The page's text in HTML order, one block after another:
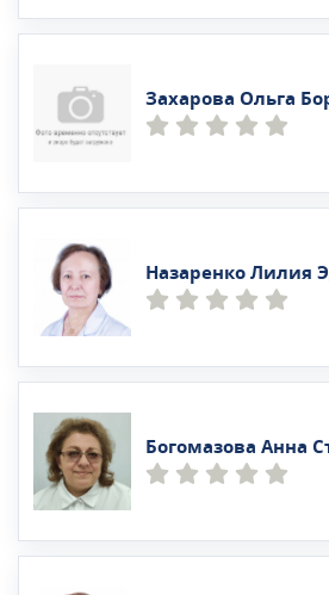
Захарова Ольга
Назаренко Лилия
Богомазова Анна